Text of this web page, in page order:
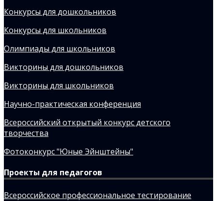
Конкурсы для дошкольников
Конкурсы для школьников
Олимпиады для школьников
Викторины для дошкольников
Викторины для школьников
Научно-практическая конференция
Всероссийский открытый конкурс детского
творчества
Фотоконкурс "Юные Эйнштейны"
Проекты для педагогов
Всероссийское профессиональное тестирование